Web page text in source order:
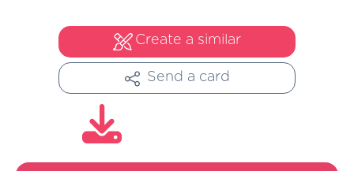
Create a similar
Send a card